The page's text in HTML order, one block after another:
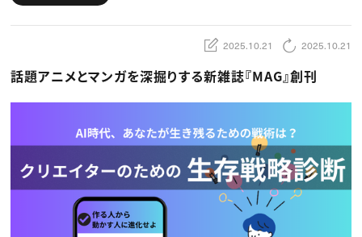
デザイン
編集・ライティング
マーケティング
業界解説・キャリア事情
TOP Creator’s コラム
Webクリエイター
アプリクリエイター
映像クリエイター
クリエイターインタビュー
C＆R Magazine
セミナー
ニュース・トレンド トップ
Web
映像
ゲーム・エンタメ
広告
CREATIVE VILLAGEからのお知らせ
2025.10.21 2025.10.21
話題アニメとマンガを深掘りする新雑誌『MAG』創刊